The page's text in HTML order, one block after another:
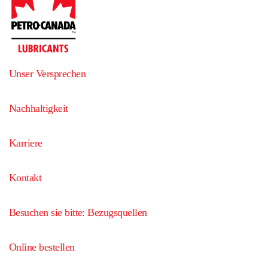
Unser Versprechen
Nachhaltigkeit
Karriere
Kontakt
Besuchen sie bitte: Bezugsquellen
Online bestellen